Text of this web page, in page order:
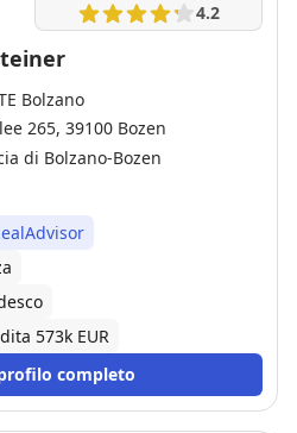
4.2
Bolzano
265, 39100 Bozen
di Bolzano-Bozen
573k EUR
completo